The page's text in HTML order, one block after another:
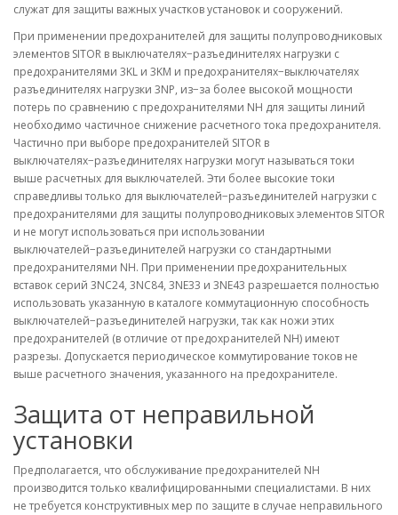
служат для защиты важных участков установок и сооружений.
При применении предохранителей для защиты полупроводниковых
элементов SITOR в выключателях−разъединителях нагрузки с
предохранителями 3KL и 3KM и предохранителях−выключателях
разъединителях нагрузки 3NP, из−за более высокой мощности
потерь по сравнению с предохранителями NH для защиты линий
необходимо частичное снижение расчетного тока предохранителя.
Частично при выборе предохранителей SITOR в
выключателях−разъединителях нагрузки могут называться токи
выше расчетных для выключателей. Эти более высокие токи
справедливы только для выключателей−разъединителей нагрузки с
предохранителями для защиты полупроводниковых элементов SITOR
и не могут использоваться при использовании
выключателей−разъединителей нагрузки со стандартными
предохранителями NH. При применении предохранительных
вставок серий 3NC24, 3NC84, 3NE33 и 3NE43 разрешается полностью
использовать указанную в каталоге коммутационную способность
выключателей−разъединителей нагрузки, так как ножи этих
предохранителей (в отличие от предохранителей NH) имеют
разрезы. Допускается периодическое коммутирование токов не
выше расчетного значения, указанного на предохранителе.
Защита от неправильной
установки
Предполагается, что обслуживание предохранителей NH
производится только квалифицированными специалистами. В них
не требуется конструктивных мер по защите в случае неправильного